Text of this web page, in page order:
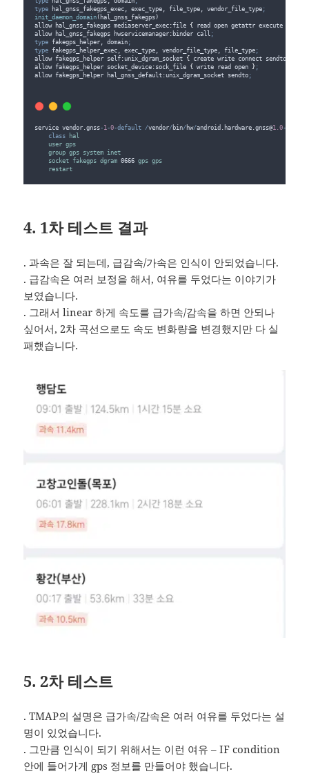
type hal_gnss_fakegps_exec, exec_type, file_type, vendor_file_type ;
init_daemon_domain ( hal_gnss_fakegps)
allow hal_gnss_fakegps mediaserver_exec :file { read open getattr execute
allow hal_gnss_fakegps hwservicemanager : binder call ;
type fakegps_helper, domain ;
type fakegps_helper_exec, exec_type, vendor_file_type, file_type ;
allow fakegps_helper self :unix_dgram_socket { create write connect sendto
allow fakegps_helper socket_device : sock_file { write read open } ;
allow fakegps_helper hal_gnss_default :unix_dgram_socket sendto ;
service vendor .gnss- 1-0-default /vendor/bin/hw/android . hardware .gnss@1.0-
class hal
user gps
group gps system inet
socket fakegps dgram 0666 gps gps
restart
4. 1차 테스트 결과
. 과속은 잘 되는데, 급감속/가속은 인식이 안되었습니다.
. 급감속은 여러 보정을 해서, 여유를 두었다는 이야기가
보였습니다.
. 그래서 linear 하게 속도를 급가속/감속을 하면 안되나
싶어서, 2차 곡선으로도 속도 변화량을 변경했지만 다 실
패했습니다.
5. 2차 테스트
. TMAP의 설명은 급가속/감속은 여러 여유를 두었다는 설
명이 있었습니다.
. 그만큼 인식이 되기 위해서는 이런 여유 – IF condition
안에 들어가게 gps 정보를 만들어야 했습니다.